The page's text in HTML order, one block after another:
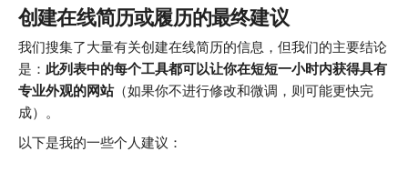
创建在线简历或履历的最终建议
我们搜集了大量有关创建在线简历的信息，但我们的主要结论
是： 此列表中的每个工具都可以让你在短短一小时内获得具有
专业外观的网站（如果你不进行修改和微调，则可能更快完
成）。
以下是我的一些个人建议：